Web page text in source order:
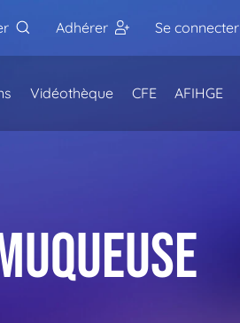
Adhérer Se connecter
Vidéothèque CFE AFIHGE